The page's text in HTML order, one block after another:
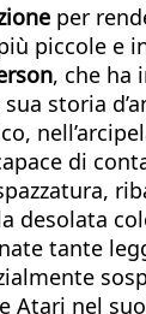
per
piccole e
, che ha
storia
di
desolata
nate tante
Atari nel